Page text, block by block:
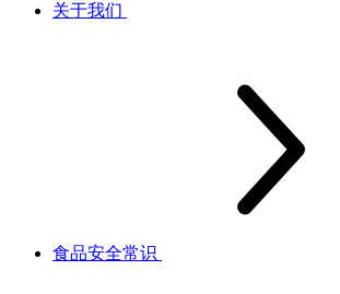
关于我们
食品安全常识